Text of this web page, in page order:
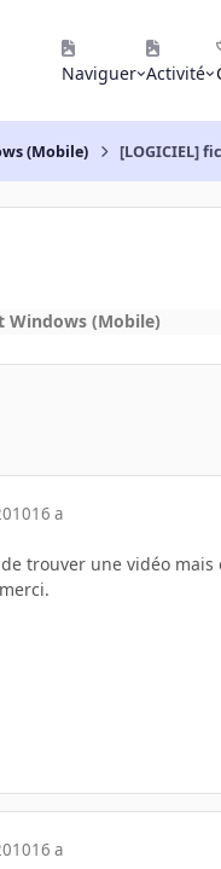
Naviguer Activité
(Mobile) [LOGICIEL]
Windows (Mobile)
16 a
trouver une vidéo
16 a